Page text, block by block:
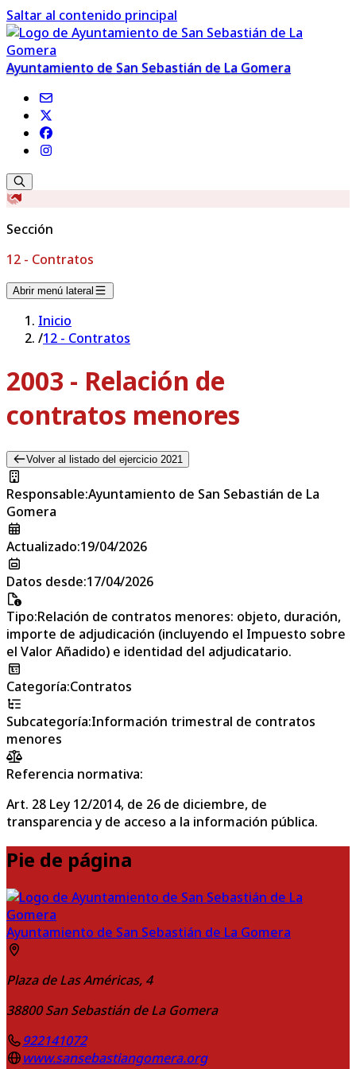
Saltar al contenido principal
Ayuntamiento de San Sebastián de La Gomera
Sección
12 - Contratos
Abrir menú lateral
Inicio
/12 - Contratos
2003 - Relación de
contratos menores
Volver al listado del ejercicio 2021
Responsable:Ayuntamiento de San Sebastián de La
Gomera
Actualizado:19/04/2026
Datos desde:17/04/2026
Tipo:Relación de contratos menores: objeto, duración,
importe de adjudicación (incluyendo el Impuesto sobre
el Valor Añadido) e identidad del adjudicatario.
Categoría:Contratos
Subcategoría:Información trimestral de contratos
menores
Referencia normativa:
Art. 28 Ley 12/2014, de 26 de diciembre, de
transparencia y de acceso a la información pública.
Pie de página
Ayuntamiento de San Sebastián de La Gomera
Plaza de Las Américas, 4
38800 San Sebastián de La Gomera
922141072
www.sansebastiangomera.org